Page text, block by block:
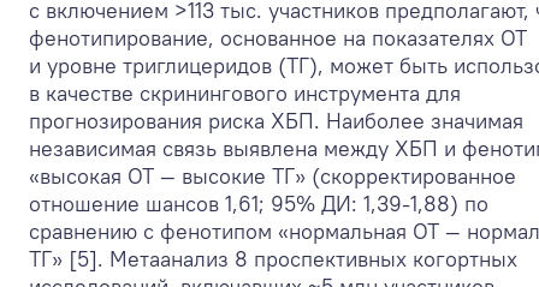
с включением >113 тыс. участников предполагают,
фенотипирование, основанное на показателях ОТ
и уровне триглицеридов (ТГ), может быть
в качестве скринингового инструмента для
прогнозирования риска ХБП. Наиболее значимая
независимая связь выявлена между ХБП и
«высокая ОТ — высокие ТГ» (скорректированное
отношение шансов 1,61; 95% ДИ: 1,39-1,88) по
сравнению с фенотипом «нормальная ОТ —
ТГ» [5]. Метаанализ 8 проспективных когортных